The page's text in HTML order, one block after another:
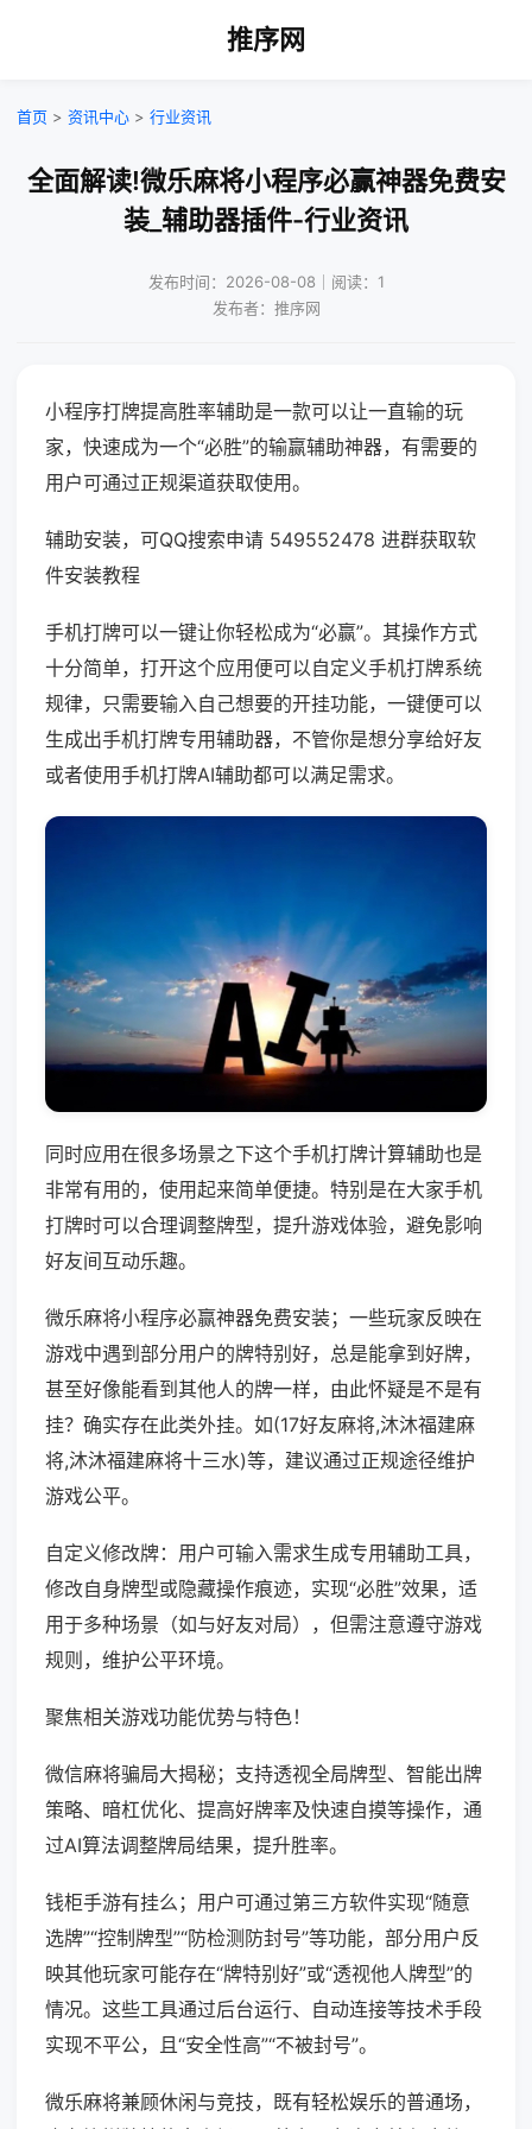
推序网
首页 > 资讯中心 > 行业资讯
全面解读!微乐麻将小程序必赢神器免费安
装_辅助器插件-行业资讯
发布时间：2026-08-08｜阅读：1
发布者：推序网
小程序打牌提高胜率辅助是一款可以让一直输的玩
家，快速成为一个“必胜”的输赢辅助神器，有需要的
用户可通过正规渠道获取使用。
辅助安装，可QQ搜索申请 549552478 进群获取软
件安装教程
手机打牌可以一键让你轻松成为“必赢”。其操作方式
十分简单，打开这个应用便可以自定义手机打牌系统
规律，只需要输入自己想要的开挂功能，一键便可以
生成出手机打牌专用辅助器，不管你是想分享给好友
或者使用手机打牌AI辅助都可以满足需求。
同时应用在很多场景之下这个手机打牌计算辅助也是
非常有用的，使用起来简单便捷。特别是在大家手机
打牌时可以合理调整牌型，提升游戏体验，避免影响
好友间互动乐趣。
微乐麻将小程序必赢神器免费安装；一些玩家反映在
游戏中遇到部分用户的牌特别好，总是能拿到好牌，
甚至好像能看到其他人的牌一样，由此怀疑是不是有
挂？确实存在此类外挂。如(17好友麻将,沐沐福建麻
将,沐沐福建麻将十三水)等，建议通过正规途径维护
游戏公平。
自定义修改牌：用户可输入需求生成专用辅助工具，
修改自身牌型或隐藏操作痕迹，实现“必胜”效果，适
用于多种场景（如与好友对局），但需注意遵守游戏
规则，维护公平环境。
聚焦相关游戏功能优势与特色！
微信麻将骗局大揭秘；支持透视全局牌型、智能出牌
策略、暗杠优化、提高好牌率及快速自摸等操作，通
过AI算法调整牌局结果，提升胜率。
钱柜手游有挂么；用户可通过第三方软件实现“随意
选牌”“控制牌型”“防检测防封号”等功能，部分用户反
映其他玩家可能存在“牌特别好”或“透视他人牌型”的
情况。这些工具通过后台运行、自动连接等技术手段
实现不平公，且“安全性高”“不被封号”。
微乐麻将兼顾休闲与竞技，既有轻松娱乐的普通场，